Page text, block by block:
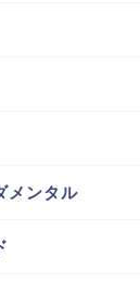
メンタル